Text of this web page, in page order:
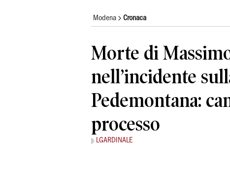
Modena Cronaca
Morte di
nell’incidente
Pedemontana:
processo
LGARDINALE